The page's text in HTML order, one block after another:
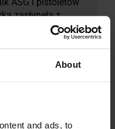
About
and ads, to
ASG i pistoletów
zasłynęła z
na
Glock, Heckler &
T4E, amunicja,
Umarex
Fast Action.